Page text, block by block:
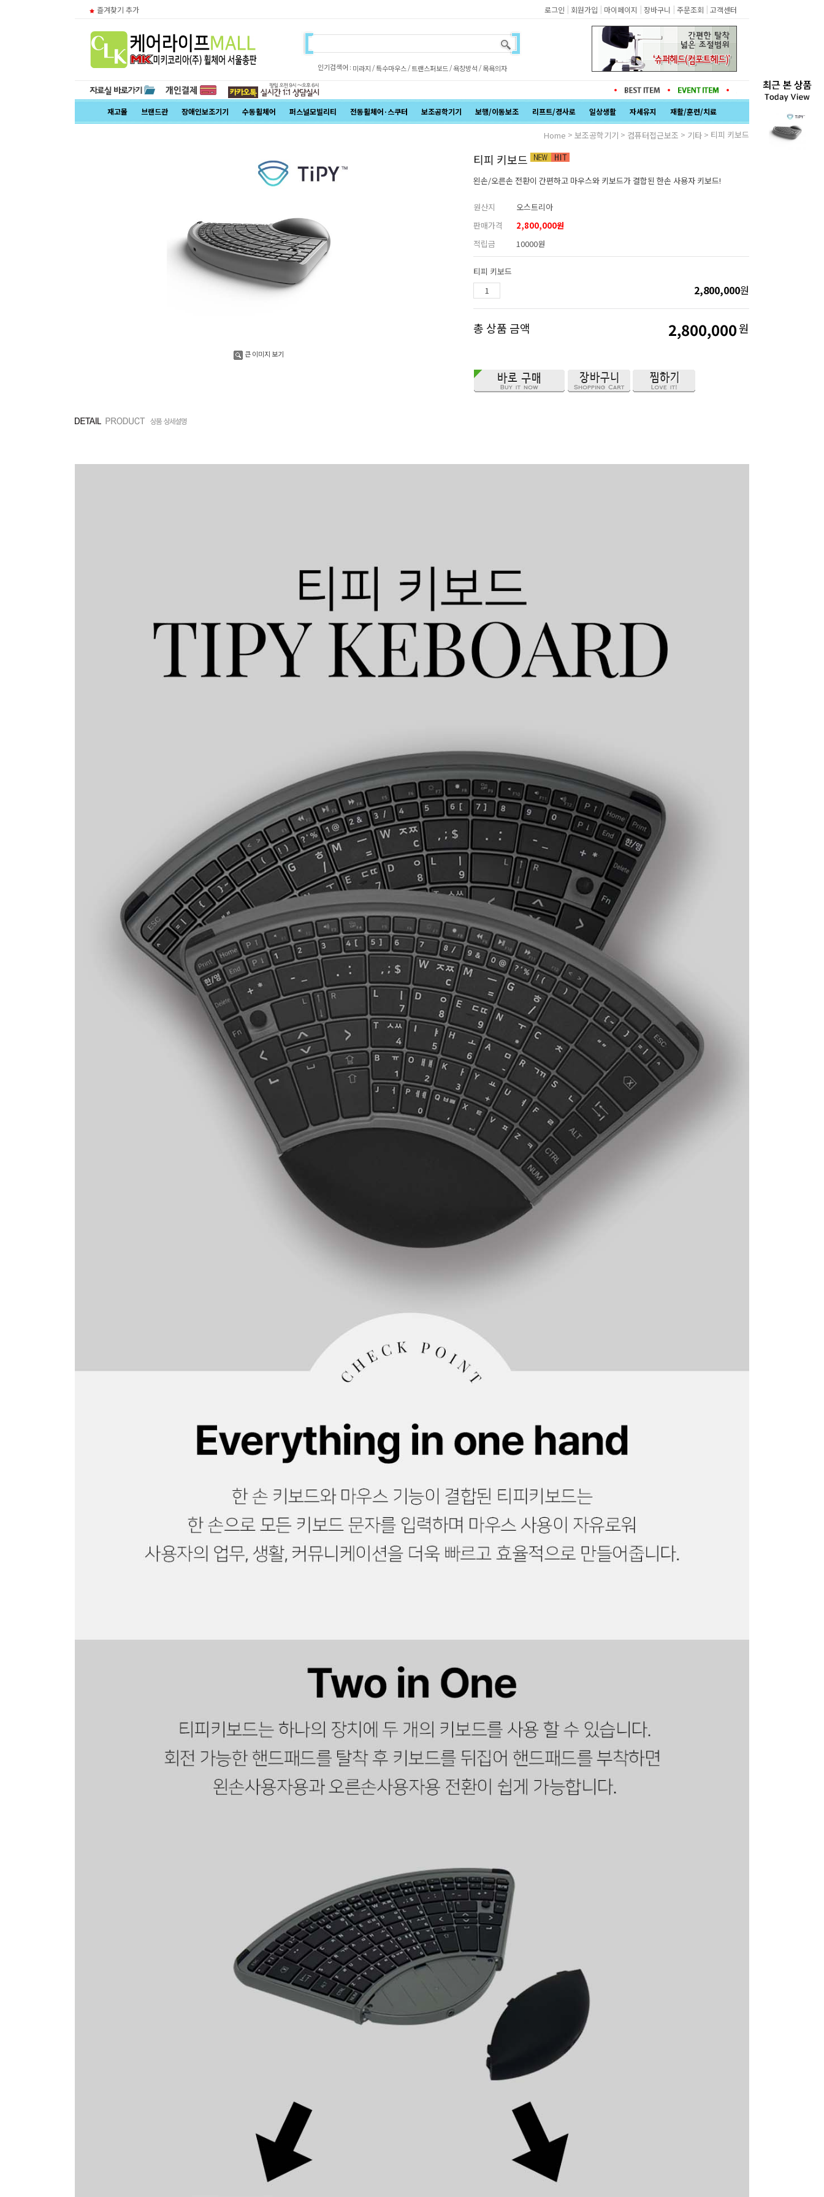
즐겨찾기 추가 로그인 | 회원가입 | 마이페이지 | 장바구니 | 주문조회 | 고객센터
인기검색어 : 미라지 /특수마우스/트랜스퍼보드 /욕창방석 /목욕의자
재고몰 브랜드관 장애인보조기기 수동휠체어 퍼스널모빌리티 전동휠체어·스쿠터 보조공학기기 보행/이동보조 리프트/경사로 일상생활 자세유지 재활/훈련/치료
Home > 보조공학기기 > 컴퓨터접근보조 > 기타 > 티피 키보드
큰 이미지 보기
티피 키보드
왼손/오른손 전환이 간편하고 마우스와 키보드가 결합된 한손 사용자 키보드!
원산지
오스트리아
판매가격
2,800,000원
적립금
10000원
티피 키보드
2,800,000원
총 상품 금액 2,800,000원